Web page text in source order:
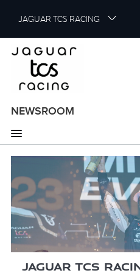
i
p
a
n
c
e
n
JAGUAR TCS RACING
NEWSROOM
m
a
g
e
n
JAGUAR TCS
m
a
g
e
n
JAGUAR TCS
m
a
g
e
n
JAGUAR TCS
m
a
g
e
n
TERCERA PLAZA
m
a
g
e
n
BENVENUTI A
m
a
g
e
n
MITCH EVANS